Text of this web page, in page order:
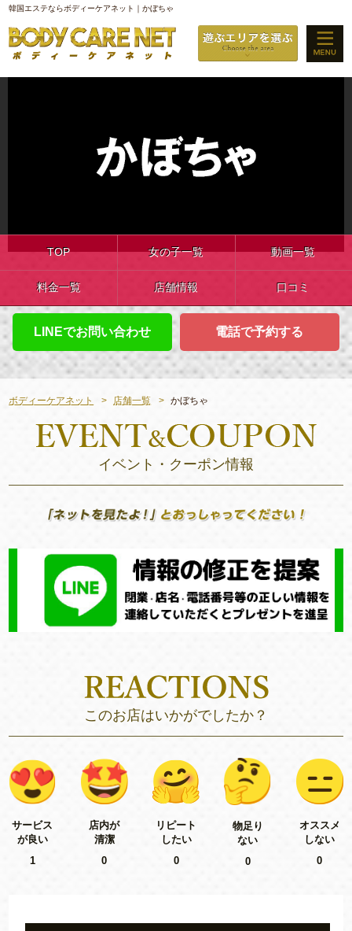
韓国エステならボディーケアネット｜かぼちゃ
TOP 女の子一覧 動画一覧
料金一覧 店舗情報 口コミ
LINEでお問い合わせ 電話で予約する
ボディーケアネット 店舗一覧 かぼちゃ
イベント・クーポン情報
このお店はいかがでしたか？
サービス
が良い
1
店内が
清潔
0
リピート
したい
0
物足り
ない
0
オススメ
しない
0